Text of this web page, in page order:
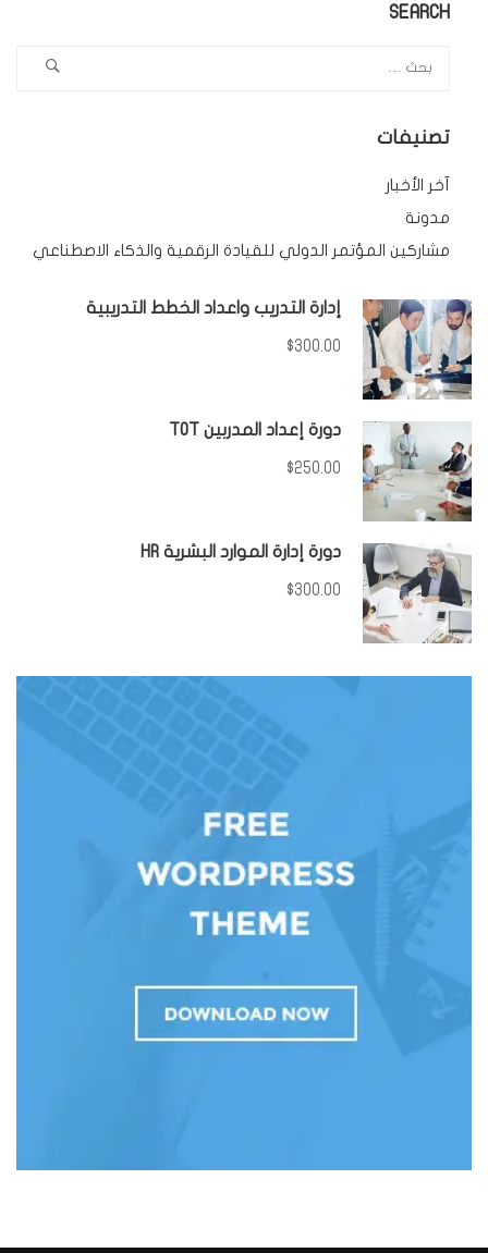
SEARCH
تصنيفات
آخر الأخبار
مدونة
مشاركين المؤتمر الدولي للقيادة الرقمية والذكاء الاصطناعي
إدارة التدريب واعداد الخطط التدريبية
$300.00
دورة إعداد المدربين TOT
$250.00
دورة إدارة الموارد البشرية HR
$300.00